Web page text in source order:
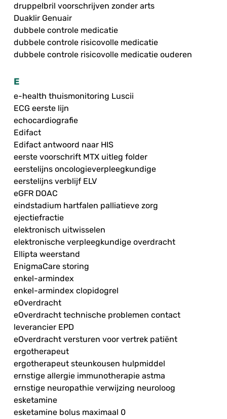
druppelbril voorschrijven zonder arts
Duaklir Genuair
dubbele controle medicatie
dubbele controle risicovolle medicatie
dubbele controle risicovolle medicatie ouderen
E
e-health thuismonitoring Luscii
ECG eerste lijn
echocardiografie
Edifact
Edifact antwoord naar HIS
eerste voorschrift MTX uitleg folder
eerstelijns oncologieverpleegkundige
eerstelijns verblijf ELV
eGFR DOAC
eindstadium hartfalen palliatieve zorg
ejectiefractie
elektronisch uitwisselen
elektronische verpleegkundige overdracht
Ellipta weerstand
EnigmaCare storing
enkel-armindex
enkel-armindex clopidogrel
eOverdracht
eOverdracht technische problemen contact
leverancier EPD
eOverdracht versturen voor vertrek patiënt
ergotherapeut
ergotherapeut steunkousen hulpmiddel
ernstige allergie immunotherapie astma
ernstige neuropathie verwijzing neuroloog
esketamine
esketamine bolus maximaal 0